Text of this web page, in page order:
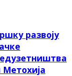
развоју